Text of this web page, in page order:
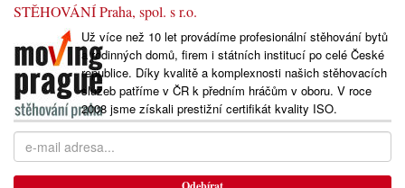
STĚHOVÁNÍ Praha, spol. s r.o.
Už více než 10 let provádíme profesionální stěhování bytů
a rodinných domů, firem i státních institucí po celé České
republice. Díky kvalitě a komplexnosti našich stěhovacích
služeb patříme v ČR k předním hráčům v oboru. V roce
2008 jsme získali prestižní certifikát kvality ISO.